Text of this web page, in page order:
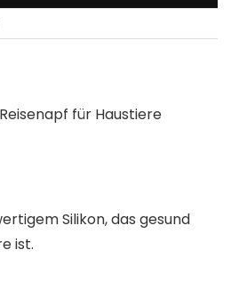
für Haustiere
Silikon, das gesund
ist.